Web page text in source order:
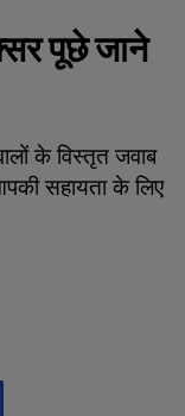
पूछे जाने
के विस्तृत जवाब
सहायता के लिए